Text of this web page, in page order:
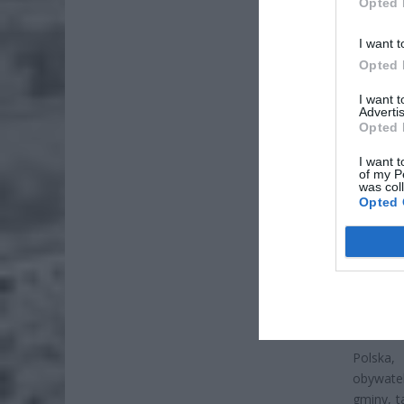
I want
Opted
I want
Opted
I want
of my
was
Opted
4
Swego
i
gminy,